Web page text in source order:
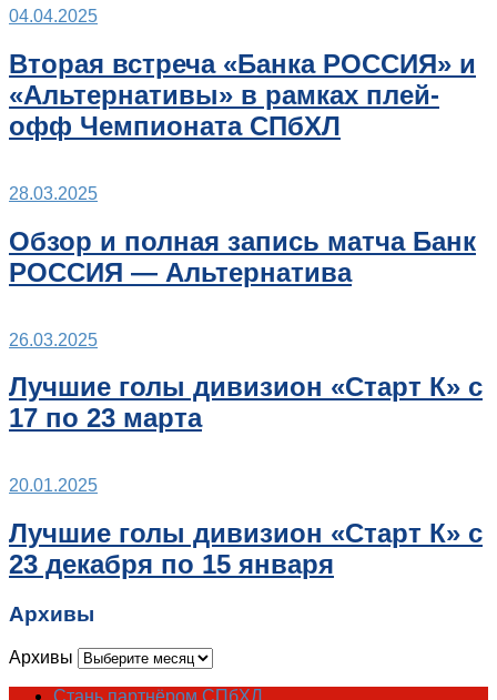
04.04.2025
Вторая встреча «Банка РОССИЯ» и
«Альтернативы» в рамках плей-
офф Чемпионата СПбХЛ
28.03.2025
Обзор и полная запись матча Банк
РОССИЯ — Альтернатива
26.03.2025
Лучшие голы дивизион «Старт К» с
17 по 23 марта
20.01.2025
Лучшие голы дивизион «Старт К» с
23 декабря по 15 января
Архивы
Архивы
Стань партнёром СПбХЛ